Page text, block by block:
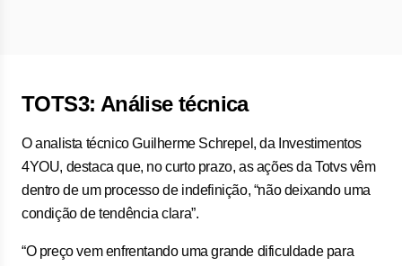
TOTS3: Análise técnica
O analista técnico Guilherme Schrepel, da Investimentos
4YOU, destaca que, no curto prazo, as ações da Totvs vêm
dentro de um processo de indefinição, “não deixando uma
condição de tendência clara”.
“O preço vem enfrentando uma grande dificuldade para